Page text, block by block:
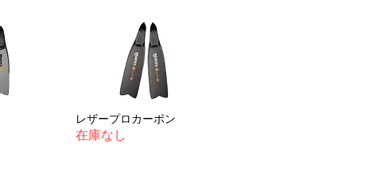
レザープロカーボン
在庫なし